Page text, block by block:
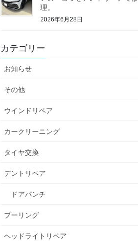
理。
2026年6月28日
カテゴリー
お知らせ
その他
ウインドリペア
カークリーニング
タイヤ交換
デントリペア
ドアパンチ
プーリング
ヘッドライトリペア